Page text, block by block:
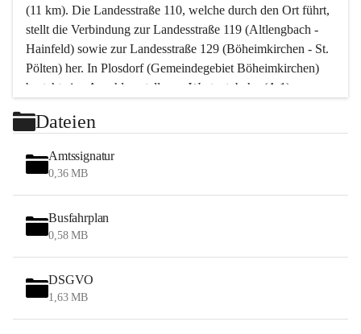
(11 km). Die Landesstraße 110, welche durch den Ort führt,
stellt die Verbindung zur Landesstraße 119 (Altlengbach -
Hainfeld) sowie zur Landesstraße 129 (Böheimkirchen - St.
Pölten) her. In Plosdorf (Gemeindegebiet Böheimkirchen)
besteht eine Anschlussstelle zur Westautobahn (A 1).
Wien erreicht man in ca. 45 Minuten.
Stössing zählt noch zum Naherholungsraum Wien sowie
zum Naherholungsraum St. Pölten. Viele Bauernhöfe hatten
„ihre Wiener“. Seit 1960 bauten viele Wiener
Wochenendhäuser im Gemeindegebiet. Wegen des
waldreichen Jagdgebietes haben viele Jagdpächter ihre
Das Wandern ist aus touristischer Sicht die bedeutendste
Tätigkeit. Das hügelige Gebiet mit Wanderwegen durch
Wiesen, Wälder und Obstkulturen lädt dazu ein. Gefördert
Dateien
Amtssignatur
0,36 MB
Busfahrplan
0,58 MB
DSGVO
1,63 MB